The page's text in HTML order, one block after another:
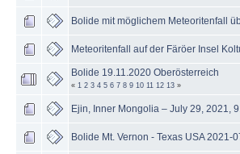
Bolide mit möglichem Meteoritenfall
Meteoritenfall auf der Färöer Insel
Bolide 19.11.2020 Oberösterreich
« 1 2 3 4 5 6 7 8 9 10 11 12 13 »
Ejin, Inner Mongolia – July 29, 2021,
Bolide Mt. Vernon - Texas USA 2021-